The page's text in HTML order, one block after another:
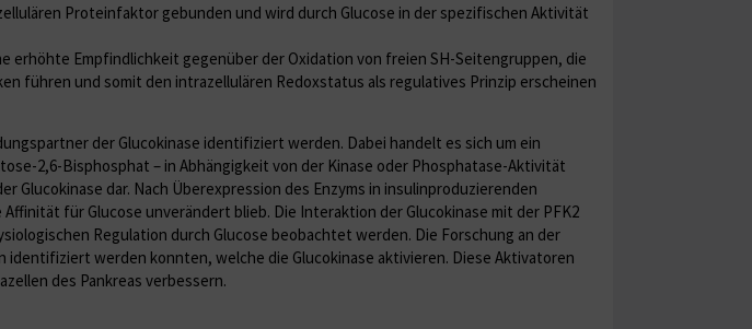
Proteinfaktor gebunden und wird durch Glucose in der spezifischen Aktivität
erhöhte Empfindlichkeit gegenüber der Oxi­dation von freien SH-Seitengruppen, die
führen und somit den intrazellulären Redoxstatus als regulatives Prinzip erscheinen
der Glucokinase identifiziert werden. Dabei handelt es sich um ein
2,6-Bisphosphat – in Abhängigkeit von der Kinase oder Phosphatase-Aktivität
dar. Nach Überexpression des Enzyms in insulinproduzierenden
für Glucose unverändert blieb. Die Interaktion der Glucokinase mit der PFK2
Regulation durch Glucose beobachtet werden. Die Forschung an der
identifiziert werden konnten, welche die Glucokinase aktivieren. Diese Aktivatoren
des Pankreas verbessern.